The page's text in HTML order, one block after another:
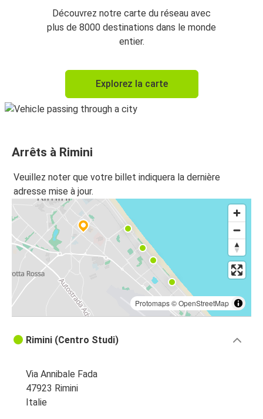
Découvrez notre carte du réseau avec
plus de 8000 destinations dans le monde
entier.
Explorez la carte
Arrêts à Rimini
Veuillez noter que votre billet indiquera la dernière
adresse mise à jour.
Protomaps©OpenStreetMap
Rimini (Centro Studi)
Via Annibale Fada
47923 Rimini
Italie